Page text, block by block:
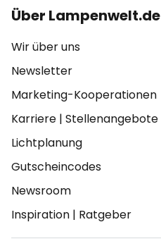
Über Lampenwelt.de
Wir über uns
Newsletter
Marketing-Kooperationen
Karriere | Stellenangebote
Lichtplanung
Gutscheincodes
Newsroom
Inspiration | Ratgeber